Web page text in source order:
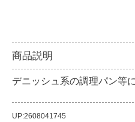
商品説明
デニッシュ系の調理パン等
UP:2608041745